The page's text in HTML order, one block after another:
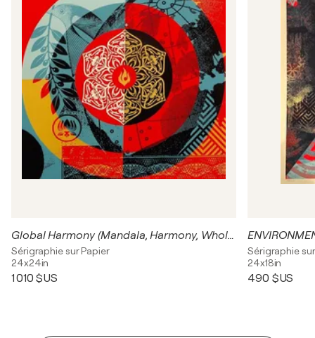
Global Harmony (Mandala, Harmony, Wholeness, Unified Global Perspective)
Sérigraphie sur Papier
24x24in
1 010 $US
Sérigraphie
24x18in
490 $US